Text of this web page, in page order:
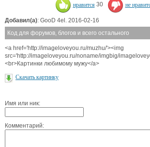
нравится 30 не
Добавил(а): GooD 4el. 2016-02-16
Код для форумов, блогов и всего остального
<a href='http://imageloveyou.ru/muzhu/'><img
src='http://imageloveyou.ru/noname/imgbig/
<br>Картинки любимому мужу</a>
Скачать картинку
Имя или ник:
Комментарий: